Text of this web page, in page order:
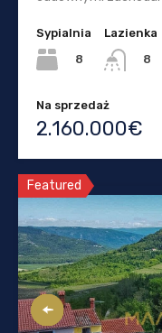
Sypialnia
8
Lazienka
8
Na sprzedaż
2.160.000€
Featured